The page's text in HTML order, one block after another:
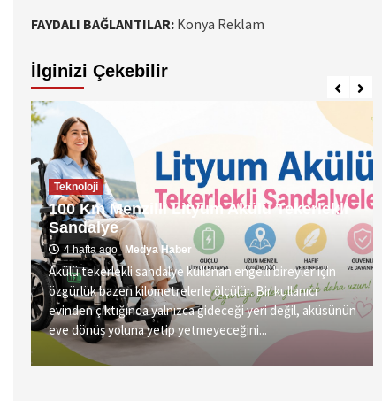
FAYDALI BAĞLANTILAR: Konya Reklam
İlginizi Çekebilir
Teknoloji
100 Km Menzilli Lityum Akülü Tekerlekli
Sandalye
4 hafta ago Medya Haber
Akülü tekerlekli sandalye kullanan engelli bireyler için
özgürlük bazen kilometrelerle ölçülür. Bir kullanıcı
evinden çıktığında yalnızca gideceği yeri değil, aküsünün
eve dönüş yoluna yetip yetmeyeceğini...